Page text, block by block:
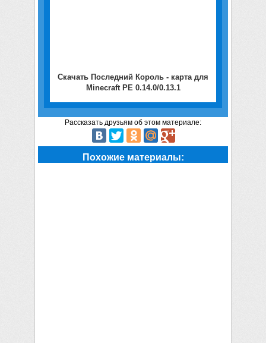
Скачать Последний Король - карта для
Minecraft PE 0.14.0/0.13.1
Рассказать друзьям об этом материале:
Похожие материалы: